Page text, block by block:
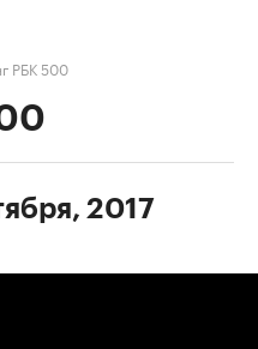
РБК 500
2017